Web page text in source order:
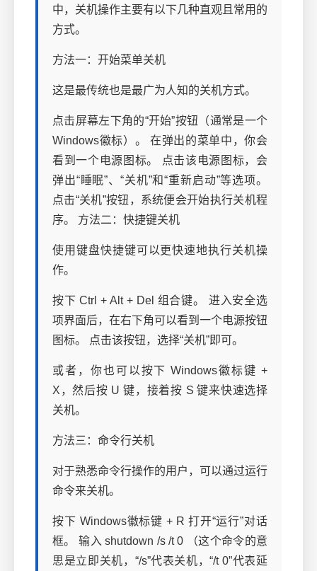
中，关机操作主要有以下几种直观且常用的
方式。
方法一：开始菜单关机
这是最传统也是最广为人知的关机方式。
点击屏幕左下角的“开始”按钮（通常是一个
Windows徽标）。 在弹出的菜单中，你会
看到一个电源图标。 点击该电源图标，会
弹出“睡眠”、“关机”和“重新启动”等选项。
点击“关机”按钮，系统便会开始执行关机程
序。 方法二：快捷键关机
使用键盘快捷键可以更快速地执行关机操
作。
按下 Ctrl + Alt + Del 组合键。 进入安全选
项界面后，在右下角可以看到一个电源按钮
图标。 点击该按钮，选择“关机”即可。
或者，你也可以按下 Windows徽标键 +
X，然后按 U 键，接着按 S 键来快速选择
关机。
方法三：命令行关机
对于熟悉命令行操作的用户，可以通过运行
命令来关机。
按下 Windows徽标键 + R 打开“运行”对话
框。 输入 shutdown /s /t 0 （这个命令的意
思是立即关机，“/s”代表关机，“/t 0”代表延